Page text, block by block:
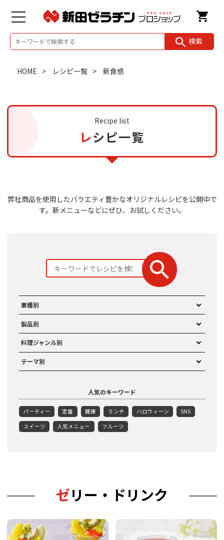
検索
HOME レシピ一覧 新食感
Recipe list
レシピ一覧
弊社商品を使用したバラエティ豊かなオリジナルレシピを公開中で
す。 新メニューなどにぜひ、お試しください。
業種別
製品別
料理ジャンル別
テーマ別
人気のキーワード
パーティー 定番 健康 ランチ ハロウィーン SNS
スイーツ 人気メニュー フルーツ
ゼリー・ドリンク